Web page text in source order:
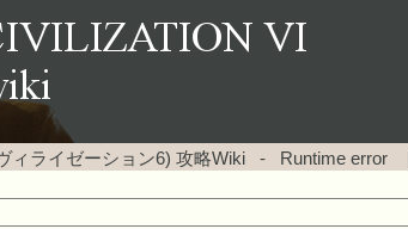
ィライゼーション6) 攻略Wiki - Runtime error |